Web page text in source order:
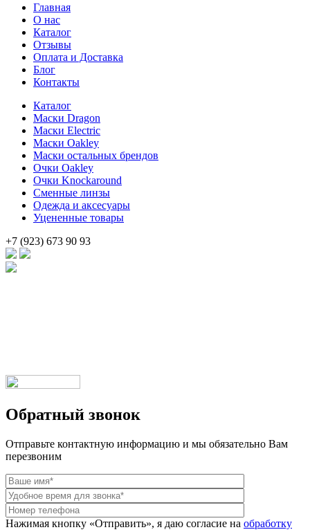
составляла
17
190 .
Главная
О нас
Каталог
Отзывы
Оплата и Доставка
Блог
Контакты
Каталог
Маски Dragon
Маски Electric
Маски Oakley
Маски остальных брендов
Очки Oakley
Очки Knockaround
Сменные линзы
Одежда и аксесуары
Уцененные товары
+7 (923) 673 90 93
Обратный звонок
Отправьте контактную информацию и мы обязательно Вам
перезвоним
Нажимая кнопку «Отправить», я даю согласие на обработку